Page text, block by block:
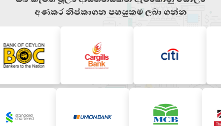
අණකර නිෂ්කාශන පහසුකම ලබා ගන්න